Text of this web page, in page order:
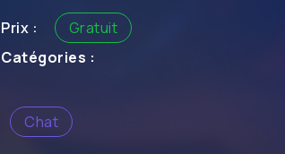
Prix :
Gratuit
Catégories :
Chat